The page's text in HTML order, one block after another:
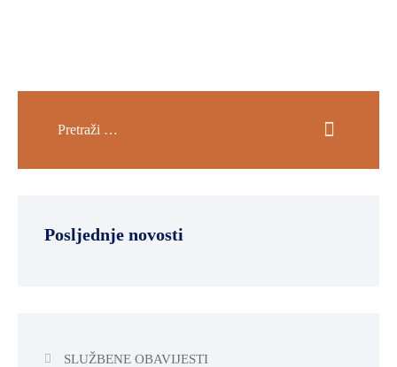
Posljednje novosti
SLUŽBENE OBAVIJESTI